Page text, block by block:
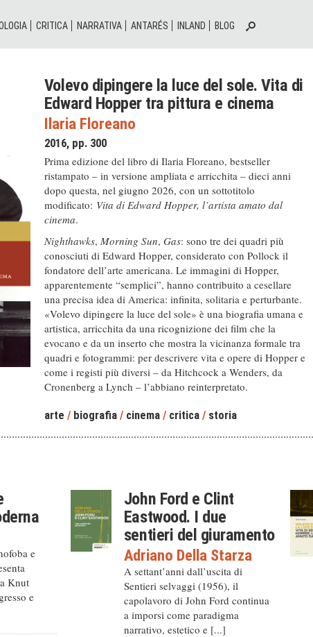
CRITICA NARRATIVA ANTARÉS INLAND BLOG
Volevo dipingere la luce del sole. Vita di
Edward Hopper tra pittura e cinema
Ilaria Floreano
2016, pp. 300
Prima edizione del libro di Ilaria Floreano, bestseller
ristampato – in versione ampliata e arricchita – dieci anni
dopo questa, nel giugno 2026, con un sottotitolo
modificato: Vita di Edward Hopper, l’artista amato dal
cinema.
Nighthawks, Morning Sun, Gas: sono tre dei quadri più
conosciuti di Edward Hopper, considerato con Pollock il
fondatore dell’arte americana. Le immagini di Hopper,
apparentemente “semplici”, hanno contribuito a cesellare
una precisa idea di America: infinita, solitaria e perturbante.
«Volevo dipingere la luce del sole» è una biografia umana e
artistica, arricchita da una ricognizione dei film che la
evocano e da un inserto che mostra la vicinanza formale tra
quadri e fotogrammi: per descrivere vita e opere di Hopper e
come i registi più diversi – da Hitchcock a Wenders, da
Cronenberg a Lynch – l’abbiano reinterpretato.
arte / biografia / cinema / critica / storia
e
Knut
e
John Ford e Clint
Eastwood. I due
sentieri del giuramento
Adriano Della Starza
A settant’anni dall’uscita di
Sentieri selvaggi (1956), il
capolavoro di John Ford continua
a imporsi come paradigma
narrativo, estetico e [...]